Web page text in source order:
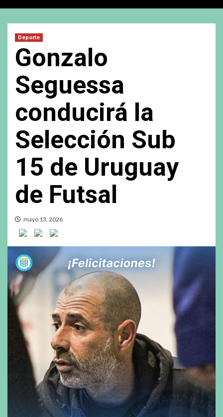
Deporte
Gonzalo
Seguessa
conducirá la
Selección Sub
15 de Uruguay
de Futsal
mayo 13, 2026